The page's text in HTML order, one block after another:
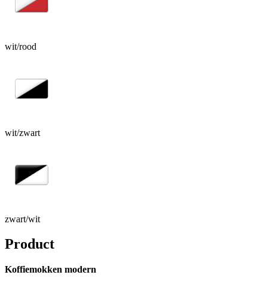
wit/rood
wit/zwart
zwart/wit
Product
Koffiemokken modern